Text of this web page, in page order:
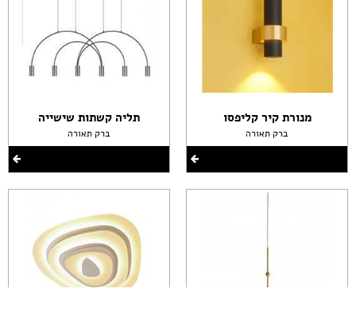
מנורת קיר קליפסו
ברק תאורה
תליה קשתות שישייה
ברק תאורה